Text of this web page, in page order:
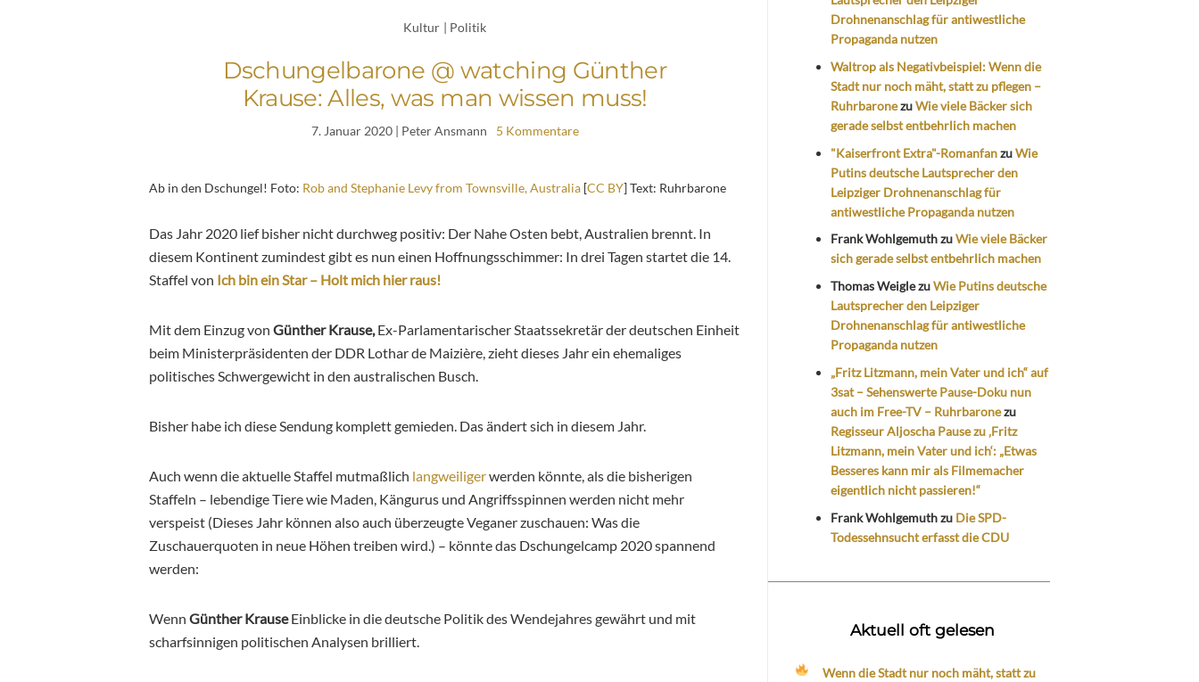
Kultur | Politik
Dschungelbarone @ watching Günther
Krause: Alles, was man wissen muss!
7. Januar 2020| Peter Ansmann 5 Kommentare
Ab in den Dschungel! Foto: Rob and Stephanie Levy from Townsville, Australia [CC BY] Text: Ruhrbarone
Das Jahr 2020 lief bisher nicht durchweg positiv: Der Nahe Osten bebt, Australien brennt. In
diesem Kontinent zumindest gibt es nun einen Hoffnungsschimmer: In drei Tagen startet die 14.
Staffel von Ich bin ein Star – Holt mich hier raus!
Mit dem Einzug von Günther Krause,Ex-Parlamentarischer Staatssekretär der deutschen Einheit
beim Ministerpräsidenten der DDR Lothar de Maizière, zieht dieses Jahr ein ehemaliges
politisches Schwergewicht in den australischen Busch.
Bisher habe ich diese Sendung komplett gemieden. Das ändert sich in diesem Jahr.
Auch wenn die aktuelle Staffel mutmaßlich langweiligerwerden könnte, als die bisherigen
Staffeln – lebendige Tiere wie Maden, Kängurus und Angriffsspinnen werden nicht mehr
verspeist (Dieses Jahr können also auch überzeugte Veganer zuschauen: Was die
Zuschauerquoten in neue Höhen treiben wird.) – könnte das Dschungelcamp 2020 spannend
werden:
Wenn Günther KrauseEinblicke in die deutsche Politik des Wendejahres gewährt und mit
scharfsinnigen politischen Analysen brilliert.
Drohnenanschlag für antiwestliche
Propaganda nutzen
Waltrop als Negativbeispiel: Wenn die
Stadt nur noch mäht, statt zu pflegen –
RuhrbaronezuWie viele Bäcker sich
gerade selbst entbehrlich machen
"Kaiserfront Extra"-RomanfanzuWie
Putins deutsche Lautsprecher den
Leipziger Drohnenanschlag für
antiwestliche Propaganda nutzen
Frank WohlgemuthzuWie viele Bäcker
sich gerade selbst entbehrlich machen
Thomas WeiglezuWie Putins deutsche
Lautsprecher den Leipziger
Drohnenanschlag für antiwestliche
Propaganda nutzen
„Fritz Litzmann, mein Vater und ich“ auf
3sat – Sehenswerte Pause-Doku nun
auch im Free-TV – Ruhrbaronezu
Regisseur Aljoscha Pause zu ‚Fritz
Litzmann, mein Vater und ich‘: „Etwas
Besseres kann mir als Filmemacher
eigentlich nicht passieren!“
Frank Wohlgemuthzu Die SPD-
Todessehnsucht erfasst die CDU
Aktuell oft gelesen
Wenn die Stadt nur noch mäht, statt zu